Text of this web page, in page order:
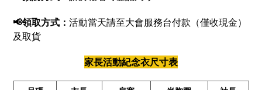
📢領取方式：活動當天請至大會服務台付款（僅收現金）
及取貨
家長活動紀念衣尺寸表